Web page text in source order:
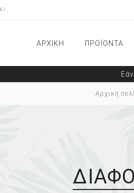
ΑΡΧΙΚΗ ΠΡΟΪΟΝΤΑ
ARKADA
ΠΟΔΙΩΝ
καμπίνας
Αρχική